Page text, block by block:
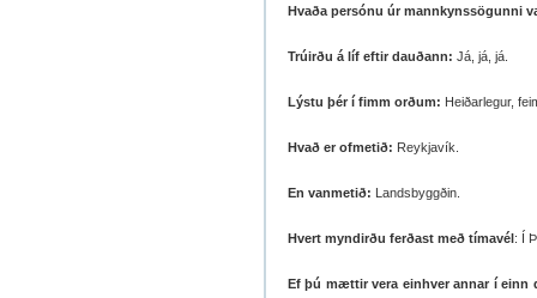
Hvaða persónu úr mannkynssögunni
Trúirðu á líf eftir dauðann: Já, já, já.
Lýstu þér í fimm orðum: Heiðarlegur,
Hvað er ofmetið: Reykjavík.
En vanmetið: Landsbyggðin.
Hvert myndirðu ferðast með tímavél: Í
Ef þú mættir vera einhver annar í einn